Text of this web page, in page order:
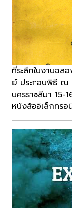
ที่ระลึกในงานฉ
ย์ ประกอบพิธี ณ
นครราชสีมา 15-
หนังสืออิเล็กทรอ